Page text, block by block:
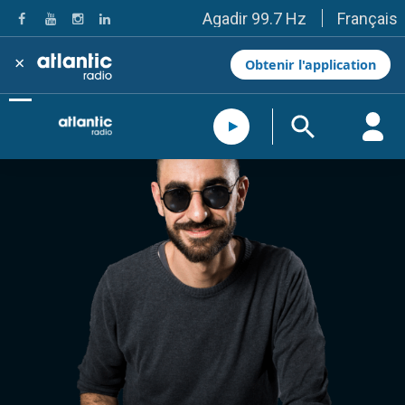
Agadir 99.7 Hz
Tanger 103.3 Hz
Tétouan 87.8 Hz
Fès 98.8 Hz
Meknès 97.2 Hz
El Jadida 97.3
Settat 104,6
Essaouira 96.6
Safi 92.3
Taza 103.0
Taounate 95.6
Tiznit 103.1
SkhourRhamna 92.2
Taroudant 104.9
Guelmim 91.9
Tan-Tan 95.2
Tafraout 104.9
Casablanca 92.5 Hz
Rabat, Salé 106.9 Hz
Marrakech 90.5 Hz
Français
× Obtenir l'application